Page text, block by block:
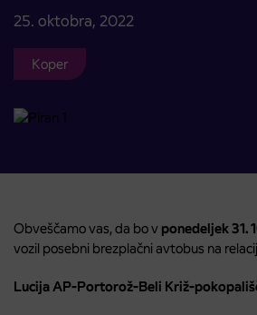
25. oktobra, 2022
Koper
Obveščamo vas, da bo v ponedeljek 31.
vozil posebni brezplačni avtobus na
Lucija AP-Portorož-Beli Križ-